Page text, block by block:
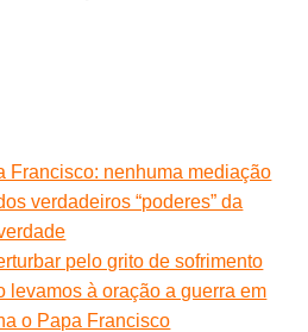
Francisco: nenhuma mediação
verdadeiros “poderes” da
pelo grito de sofrimento
levamos à oração a guerra em
o Papa Francisco